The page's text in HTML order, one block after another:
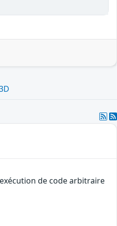
de code arbitraire